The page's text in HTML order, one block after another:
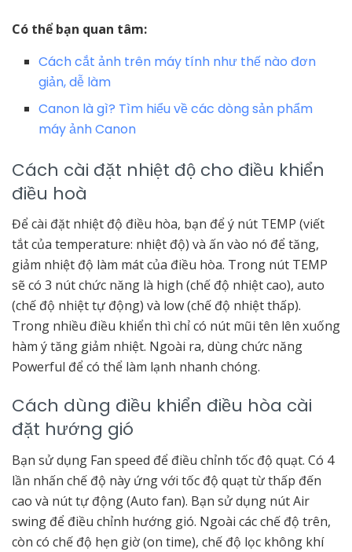
Có thể bạn quan tâm:
Cách cắt ảnh trên máy tính như thế nào đơn
giản, dễ làm
Canon là gì? Tìm hiểu về các dòng sản phẩm
máy ảnh Canon
Cách cài đặt nhiệt độ cho điều khiển
điều hoà
Để cài đặt nhiệt độ điều hòa, bạn để ý nút TEMP (viết
tắt của temperature: nhiệt độ) và ấn vào nó để tăng,
giảm nhiệt độ làm mát của điều hòa. Trong nút TEMP
sẽ có 3 nút chức năng là high (chế độ nhiệt cao), auto
(chế độ nhiệt tự động) và low (chế độ nhiệt thấp).
Trong nhiều điều khiển thì chỉ có nút mũi tên lên xuống
hàm ý tăng giảm nhiệt. Ngoài ra, dùng chức năng
Powerful để có thể làm lạnh nhanh chóng.
Cách dùng điều khiển điều hòa cài
đặt hướng gió
Bạn sử dụng Fan speed để điều chỉnh tốc độ quạt. Có 4
lần nhấn chế độ này ứng với tốc độ quạt từ thấp đến
cao và nút tự động (Auto fan). Bạn sử dụng nút Air
swing để điều chỉnh hướng gió. Ngoài các chế độ trên,
còn có chế độ hẹn giờ (on time), chế độ lọc không khí